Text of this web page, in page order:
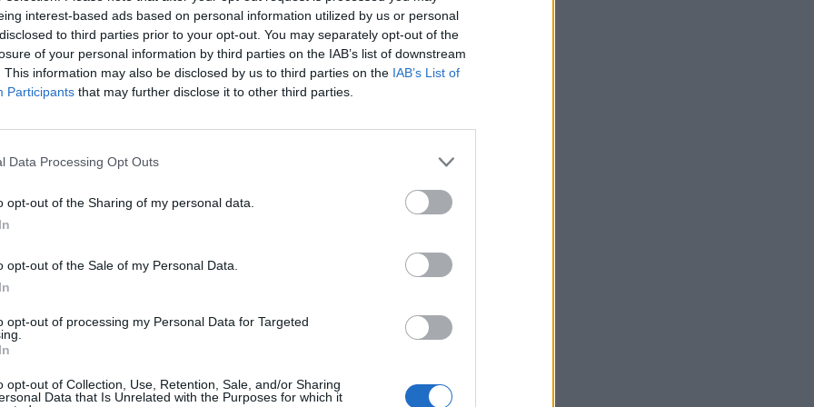
interest-based ads based on personal information utilized by us or personal
to third parties prior to your opt-out. You may separately opt-out of the
of your personal information by third parties on the IAB’s list of downstream
This information may also be disclosed by us to third parties on the IAB’s List of
Participants that may further disclose it to other third parties.
Data Processing Opt Outs
opt-out of the Sharing of my personal data.
opt-out of the Sale of my Personal Data.
opt-out of processing my Personal Data for Targeted
opt-out of Collection, Use, Retention, Sale, and/or Sharing
Data that Is Unrelated with the Purposes for which it
Un forte odore si è sprigionato nell’aria e sul posto
di Tortona che vista l’estrema pericolosità della
il traffico chiudendo un tratto della provinciale in
guasto ma probabilmente ci vorrà ancora qualche tempo